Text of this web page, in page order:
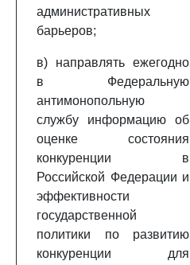
административных
барьеров;
в) направлять ежегодно
в Федеральную
антимонопольную
службу информацию об
оценке состояния
конкуренции в
Российской Федерации и
эффективности
государственной
политики по развитию
конкуренции для